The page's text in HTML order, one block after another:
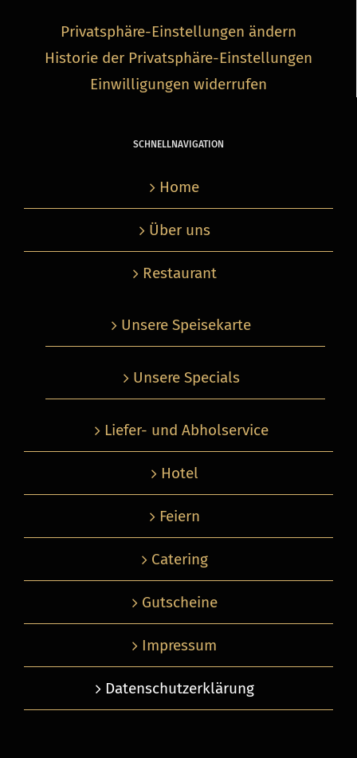
Privatsphäre-Einstellungen ändern
Historie der Privatsphäre-Einstellungen
Einwilligungen widerrufen
SCHNELL­NA­VI­GATION
Home
Über uns
Restaurant
Unsere Spei­se­karte
Unsere Spe­cials
Liefer- und Abhol­service
Hotel
Feiern
Catering
Gut­scheine
Impressum
Daten­schutz­er­klärung